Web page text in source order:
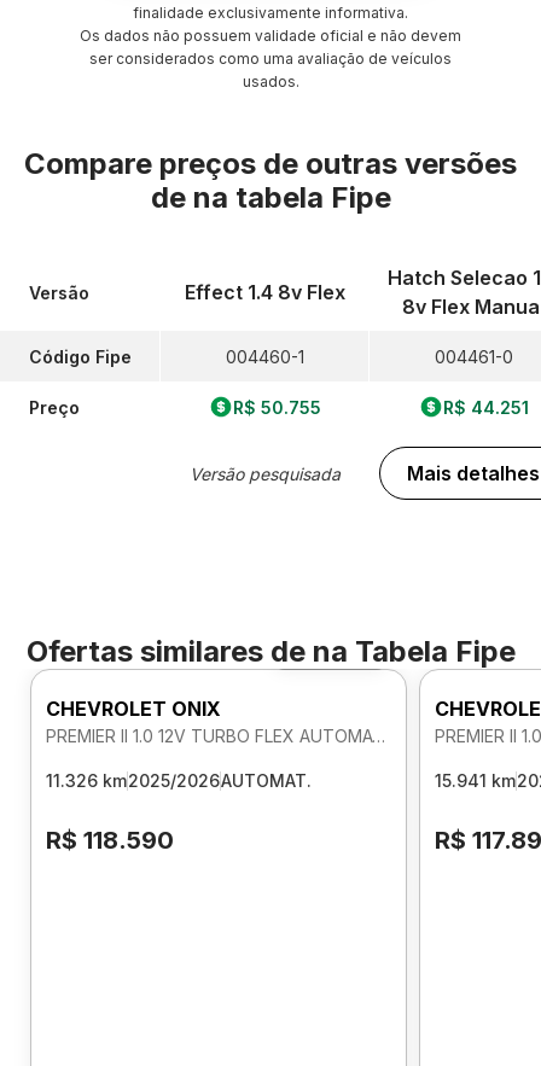
finalidade exclusivamente informativa.
Os dados não possuem validade oficial e não devem
ser considerados como uma avaliação de veículos
usados.
Compare preços de outras versões
de na tabela Fipe
Versão
Código Fipe
Preço
Effect 1.4 8v Flex
004460-1
R$ 50.755
Versão pesquisada
Hatch Selecao
8v Flex
004461-0
R$ 44.251
Mais detalhes
Ofertas similares de na Tabela Fipe
Foto 360º
CHEVROLET ONIX
PREMIER II 1.0 12V TURBO FLEX AUTOMATICO
11.326 km2025/2026AUTOMAT.
R$ 118.590
15.941 km
R$